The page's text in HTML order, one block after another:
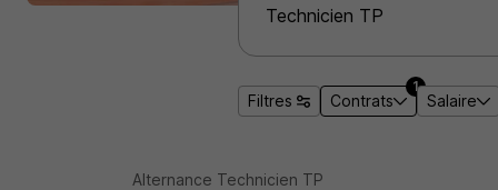
Filtres Contrats
1
Salaire
Alternance Technicien TP